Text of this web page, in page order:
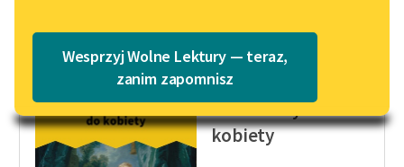
Lektury szkolne i klasyka
literatury do słuchania dla
uczennic i uczniów z
niepełnosprawnościami
Katalog w formacie PDF
Wesprzyj Wolne Lektury — teraz,
zanim zapomniszGiacomo Casanova
Od kobiety do
kobiety